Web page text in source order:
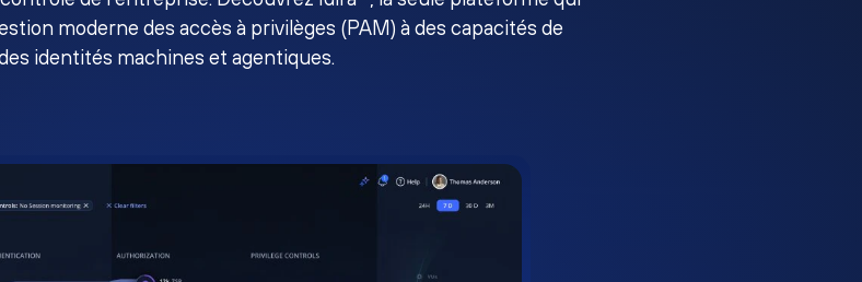
moderne des accès à privilèges (PAM) à des capacités de
identités machines et agentiques.